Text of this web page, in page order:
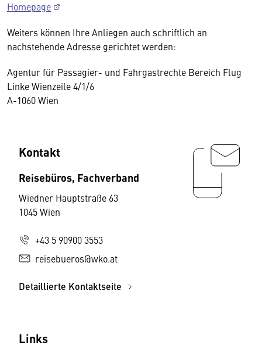
Homepage
Weiters können Ihre Anliegen auch schriftlich an
nachstehende Adresse gerichtet werden:
Agentur für Passagier- und Fahrgastrechte Bereich Flug
Linke Wienzeile 4/1/6
A-1060 Wien
Kontakt
Reisebüros, Fachverband
Wiedner Hauptstraße 63
1045 Wien
+43 5 90900 3553
reisebueros@wko.at
Detaillierte Kontaktseite
Links